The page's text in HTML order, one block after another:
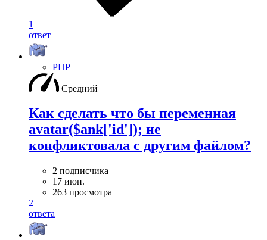
1
ответ
PHP
Средний
Как сделать что бы переменная
avatar($ank['id']); не
конфликтовала с другим файлом?
2 подписчика
17 июн.
263 просмотра
2
ответа